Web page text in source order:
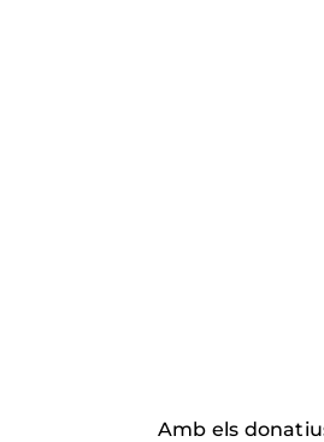
Amb els